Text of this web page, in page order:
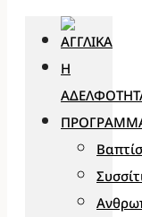
Η